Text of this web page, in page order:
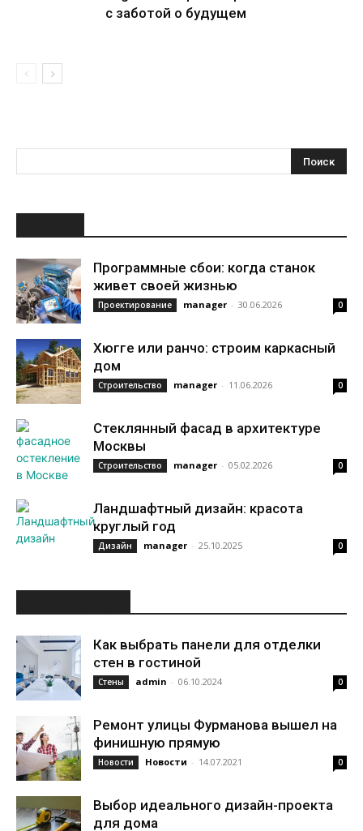
с заботой о будущем
Программные сбои: когда станок
живет своей жизнью
Проектирование manager - 30.06.2026 0
Хюгге или ранчо: строим каркасный
дом
Строительство manager - 11.06.2026 0
Стеклянный фасад в архитектуре
Москвы
Строительство manager - 05.02.2026 0
Ландшафтный дизайн: красота
круглый год
Дизайн manager - 25.10.2025 0
Как выбрать панели для отделки
стен в гостиной
Стены admin - 06.10.2024 0
Ремонт улицы Фурманова вышел на
финишную прямую
Новости Новости - 14.07.2021 0
Выбор идеального дизайн-проекта
для дома